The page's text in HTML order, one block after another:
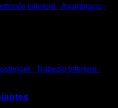
Inferiore ∙ Avambracci ∙
∙ Trapezio Inferiore ∙